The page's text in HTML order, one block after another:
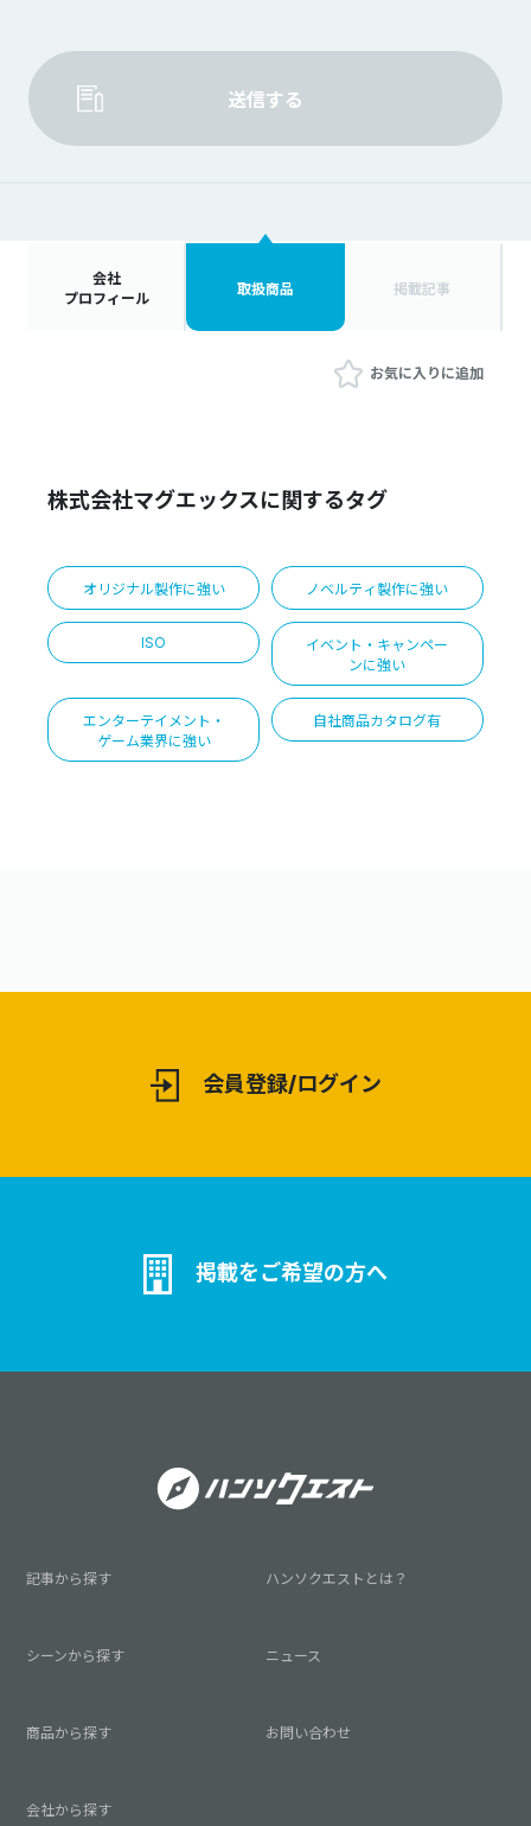
送信する
会社
プロフィール
取扱商品 掲載記事
お気に入りに追加
株式会社マグエックスに関するタグ
オリジナル製作に強い ノベルティ製作に強い
ISO
イベント・キャンペー
ンに強い
エンターテイメント・
ゲーム業界に強い
自社商品カタログ有
会員登録/ログイン
掲載をご希望の方へ
記事から探す
シーンから探す
商品から探す
会社から探す
ハンソクエストとは？
ニュース
お問い合わせ